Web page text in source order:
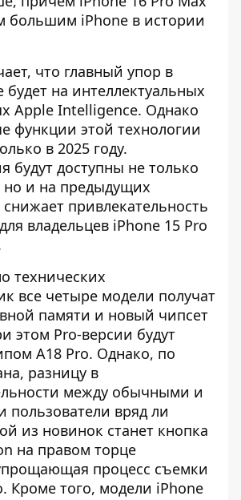
большим iPhone в истории
что главный упор в
на интеллектуальных
Apple Intelligence. Однако
функции этой технологии
в 2025 году.
будут доступны не только
но и на предыдущих
привлекательность
владельцев iPhone 15 Pro
технических
все четыре модели получат
памяти и новый чипсет
этом Pro-версии будут
A18 Pro. Однако, по
разницу в
между обычными и
пользователи вряд ли
из новинок станет кнопка
на правом торце
процесс съемки
Кроме того, модели iPhone